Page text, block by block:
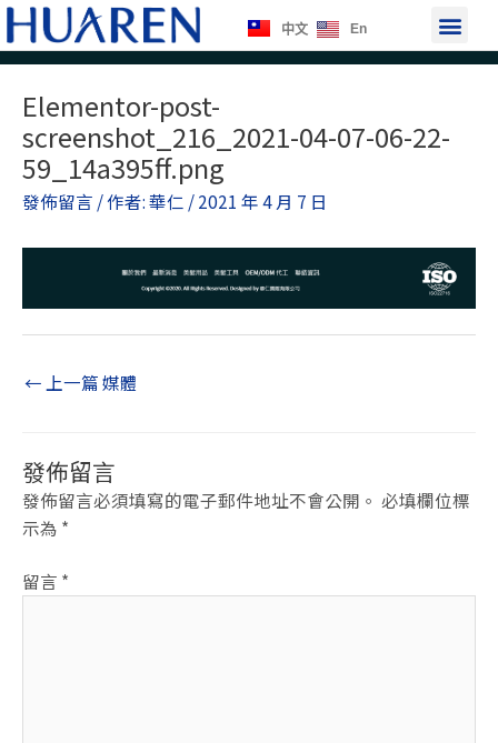
跳
至
主
中文 En 選
單
Elementor-post-
screenshot_216_2021-04-07-06-22-
59_14a395ff.png
發佈留言 / 作者:華仁 /2021 年 4 月 7 日
navigation
← 上一篇 媒體
發佈留言
發佈留言必須填寫的電子郵件地址不會公開。 必填欄位標
示為 *
留言 *